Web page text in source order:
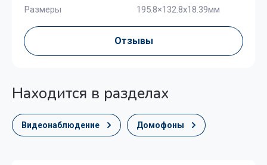
Размеры
195.8×132.8x18.39мм
Отзывы
Находится в разделах
Видеонаблюдение Домофоны